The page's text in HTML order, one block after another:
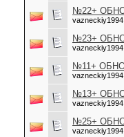
№22+
vazneckiy1994
№23+
vazneckiy1994
№11+
vazneckiy1994
№13+
vazneckiy1994
№25+
vazneckiy1994